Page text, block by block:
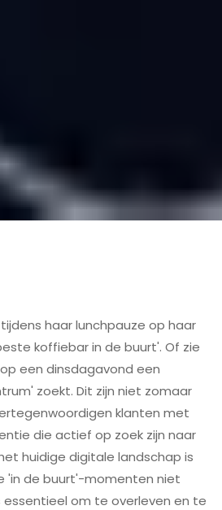
haar lunchpauze op haar
koffiebar in de buurt'. Of zie
een dinsdagavond een
zoekt. Dit zijn niet zomaar
klanten met
die actief op zoek zijn naar
huidige digitale landschap is
'in de buurt'-momenten niet
om te overleven en te